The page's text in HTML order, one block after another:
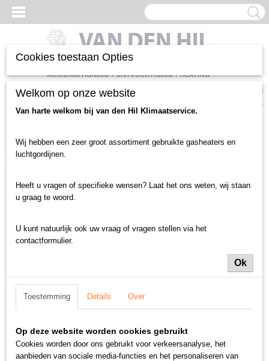
Inloggen Registreren
(0)
Home >Luchtgordijnen en toebehoren>Luchtgordijn gebruikt>
deurbreedte tot 2 meter
> Centrale Verwarming
Supair luchtgordijn
(1729)
Cookies toestaan Opties
Welkom op onze website
Van harte welkom bij van den Hil Klimaatservice.
Wij hebben een zeer groot assortiment gebruikte gasheaters en
luchtgordijnen.
Heeft u vragen of specifieke wensen? Laat het ons weten, wij staan
u graag te woord.
U kunt natuurlijk ook uw vraag of vragen stellen via het
contactformulier.
Ok
Toestemming Details Over
Op deze website worden cookies gebruikt
Cookies worden door ons gebruikt voor verkeersanalyse, het
aanbieden van sociale media-functies en het personaliseren van